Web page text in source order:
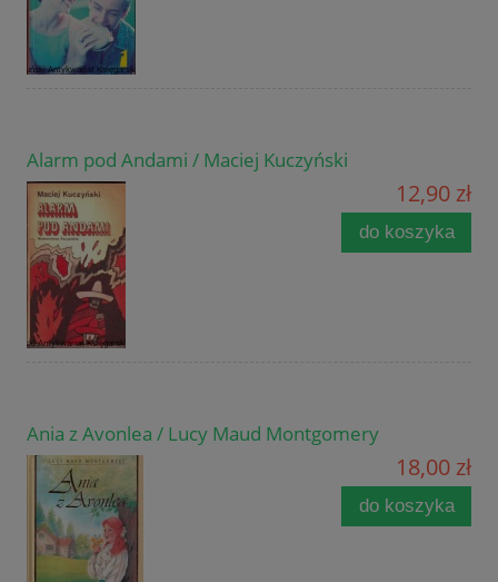
Alarm pod Andami / Maciej Kuczyński
12,90 zł
do koszyka
Ania z Avonlea / Lucy Maud Montgomery
18,00 zł
do koszyka